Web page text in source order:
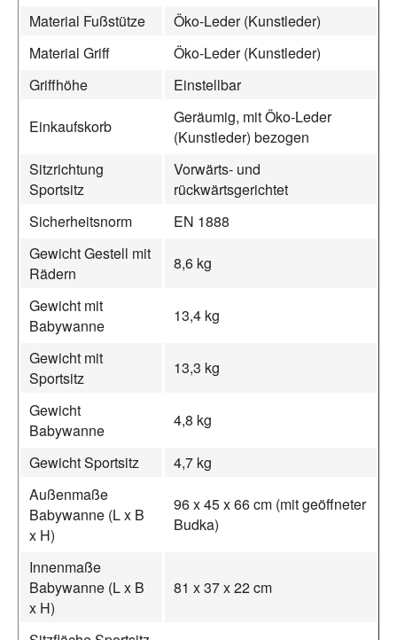
Material Fußstütze
Öko-Leder (Kunstleder)
Material Griff
Öko-Leder (Kunstleder)
Griffhöhe
Einstellbar
Einkaufskorb
Geräumig, mit Öko-Leder
(Kunstleder) bezogen
Sitzrichtung
Sportsitz
Vorwärts- und
rückwärtsgerichtet
Sicherheitsnorm
EN 1888
Gewicht Gestell mit
Rädern
8,6 kg
Gewicht mit
Babywanne
13,4 kg
Gewicht mit
Sportsitz
13,3 kg
Gewicht
Babywanne
4,8 kg
Gewicht Sportsitz
4,7 kg
Außenmaße
Babywanne (L x B
x H)
96 x 45 x 66 cm (mit geöffneter
Budka)
Innenmaße
Babywanne (L x B
x H)
81 x 37 x 22 cm